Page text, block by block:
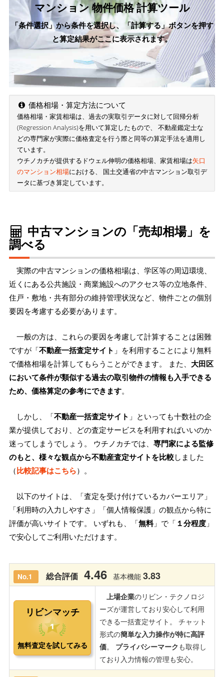
マンション 物件価格 計算ツール
「条件選択」から条件を選択し、「計算する」ボタンを押す
と算定結果がここに表示されます。
価格相場・算定方法について
価格相場・家賃相場は、過去の実取引データに対して回帰分析
(Regression Analysis)を用いて算定したもので、 不動産鑑定士な
どの専門家が実際に価格査定を行う際と同等の算定手法を適用し
ています。
ウチノカチが提供するドウェル伸明の価格相場、家賃相場は矢口
のマンション相場における、 国土交通省の中古マンション取引デ
ータに基づき算定しています。
中古マンションの「売却相場」を
調べる
実際の中古マンションの価格相場は、学区等の周辺環境、
近くにある公共施設・商業施設へのアクセス等の立地条件、
住戸・敷地・共有部分の維持管理状況など、物件ごとの個別
要因を考慮する必要があります。
一般の方は、これらの要因を考慮して計算することは困難
ですが「不動産一括査定サイト 」を利用することにより無料
で価格相場を計算してもらうことができます。 また、 大田区
において条件が類似する過去の取引物件の情報も入手できる
ため、価格算定の参考にできます。
しかし、「不動産一括査定サイト 」といっても十数社の企
業が提供しており、どの査定サービスを利用すればいいのか
迷ってしまうでしょう。 ウチノカチでは、 専門家による監修
のもと、様々な観点から不動産査定サイトを比較しました
（比較記事はこちら）。
以下のサイトは、「査定を受け付けているカバーエリア」
「利用時の入力しやすさ」「個人情報保護」の観点から特に
評価が高いサイトです。 いずれも、「無料」で「 １分程度 」
で安心してご利用いただけます。